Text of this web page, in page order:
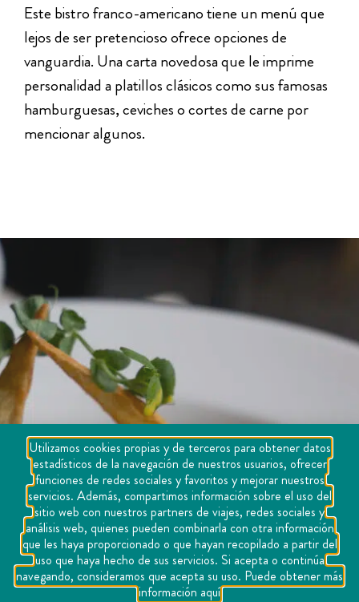
Este bistro franco-americano tiene un menú que
lejos de ser pretencioso ofrece opciones de
vanguardia. Una carta novedosa que le imprime
personalidad a platillos clásicos como sus famosas
hamburguesas, ceviches o cortes de carne por
mencionar algunos.
Utilizamos cookies propias y de terceros para obtener datos
estadísticos de la navegación de nuestros usuarios, ofrecer
funciones de redes sociales y favoritos y mejorar nuestros
servicios. Además, compartimos información sobre el uso del
sitio web con nuestros partners de viajes, redes sociales y
análisis web, quienes pueden combinarla con otra información
que les haya proporcionado o que hayan recopilado a partir del
uso que haya hecho de sus servicios. Si acepta o continúa
navegando, consideramos que acepta su uso. Puede obtener más
información aquí